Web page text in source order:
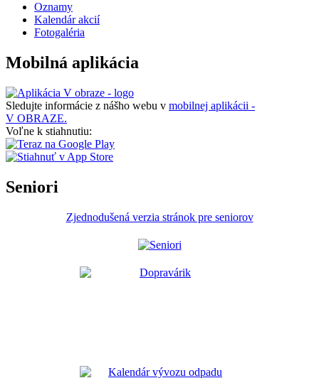
Oznamy
Kalendár akcií
Fotogaléria
Mobilná aplikácia
Sledujte informácie z nášho webu v mobilnej aplikácii -
V OBRAZE.
Voľne k stiahnutiu:
Seniori
Zjednodušená verzia stránok pre seniorov